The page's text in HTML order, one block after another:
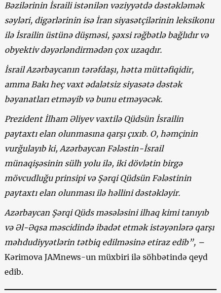
Bəzilərinin İsraili istənilən vəziyyətdə dəstəkləmək
səyləri, digərlərinin isə İran siyasətçilərinin leksikonu
ilə İsrailin üstünə düşməsi, şəxsi rəğbətlə bağlıdır və
obyektiv dəyərləndirmədən çox uzaqdır.
İsrail Azərbaycanın tərəfdaşı, hətta müttəfiqidir,
amma Bakı heç vaxt ədalətsiz siyasətə dəstək
bəyanatları etməyib və bunu etməyəcək.
Prezident İlham Əliyev vaxtilə Qüdsün İsrailin
paytaxtı elan olunmasına qarşı çıxıb. O, həmçinin
vurğulayıb ki, Azərbaycan Fələstin-İsrail
münaqişəsinin sülh yolu ilə, iki dövlətin birgə
mövcudluğu prinsipi və Şərqi Qüdsün Fələstinin
paytaxtı elan olunması ilə həllini dəstəkləyir.
Azərbaycan Şərqi Qüds məsələsini ilhaq kimi tanıyıb
və Əl-Əqsa məscidində ibadət etmək istəyənlərə qarşı
məhdudiyyətlərin tətbiq edilməsinə etiraz edib”, –
Kərimova JAMnews-un müxbiri ilə söhbətində qeyd
edib.